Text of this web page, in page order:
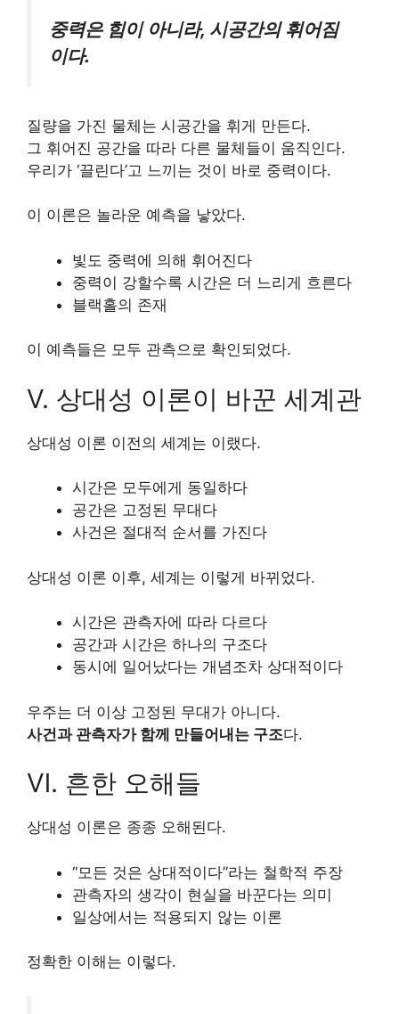
중력은 힘이 아니라, 시공간의 휘어짐
이다.
질량을 가진 물체는 시공간을 휘게 만든다.
그 휘어진 공간을 따라 다른 물체들이 움직인다.
우리가 ‘끌린다’고 느끼는 것이 바로 중력이다.
이 이론은 놀라운 예측을 낳았다.
빛도 중력에 의해 휘어진다
중력이 강할수록 시간은 더 느리게 흐른다
블랙홀의 존재
이 예측들은 모두 관측으로 확인되었다.
Ⅴ. 상대성 이론이 바꾼 세계관
상대성 이론 이전의 세계는 이랬다.
시간은 모두에게 동일하다
공간은 고정된 무대다
사건은 절대적 순서를 가진다
상대성 이론 이후, 세계는 이렇게 바뀌었다.
시간은 관측자에 따라 다르다
공간과 시간은 하나의 구조다
동시에 일어났다는 개념조차 상대적이다
우주는 더 이상 고정된 무대가 아니다.
사건과 관측자가 함께 만들어내는 구조다.
Ⅵ. 흔한 오해들
상대성 이론은 종종 오해된다.
“모든 것은 상대적이다”라는 철학적 주장
관측자의 생각이 현실을 바꾼다는 의미
일상에서는 적용되지 않는 이론
정확한 이해는 이렇다.